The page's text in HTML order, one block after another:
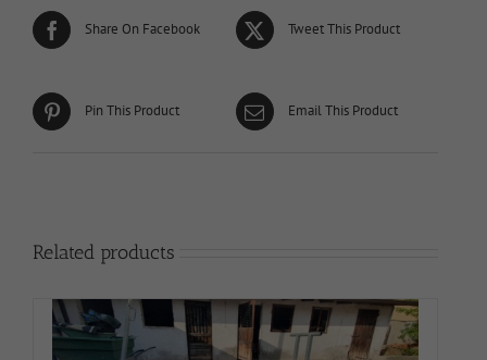
Share On Facebook Tweet This Product
Pin This Product Email This Product
Related products